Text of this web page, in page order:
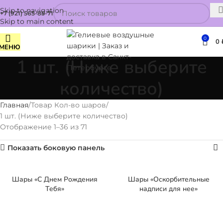
Skip to navigation
Skip to main content
+7 (921) 565-85-71
0 0
1 шт. (Ниже выберите
количество)
Главная Товар Кол-во шаров
1 шт. (Ниже выберите количество)
Отображение 1–36 из 71
Показать боковую панель
Шары «С Днем Рождения
Тебя»
Шары «Оскорбительные
надписи для нее»